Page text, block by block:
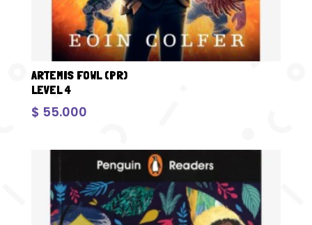
ARTEMIS FOWL (PR)
LEVEL 4
$ 55.000